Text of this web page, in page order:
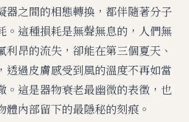
器之間的相態轉換，都伴隨著分子
。這種損耗是無聲無息的，人們無
利昂的流失，卻能在第三個夏天、
透過皮膚感受到風的溫度不再如當
。這是器物衰老最幽微的表徵，也
體內部留下的最隱秘的刻痕。